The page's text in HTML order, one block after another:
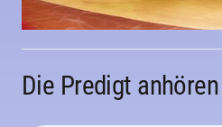
Die Predigt anhören